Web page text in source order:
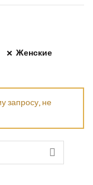
Женские
запросу, не